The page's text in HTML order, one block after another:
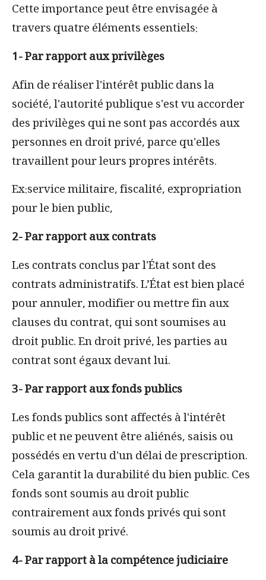
Cette importance peut être envisagée à
travers quatre éléments essentiels:
1- Par rapport aux privilèges
Afin de réaliser l'intérêt public dans la
société, l'autorité publique s'est vu accorder
des privilèges qui ne sont pas accordés aux
personnes en droit privé, parce qu'elles
travaillent pour leurs propres intérêts.
Ex:service militaire, fiscalité, expropriation
pour le bien public,
2- Par rapport aux contrats
Les contrats conclus par l'État sont des
contrats administratifs. L’État est bien placé
pour annuler, modifier ou mettre fin aux
clauses du contrat, qui sont soumises au
droit public. En droit privé, les parties au
contrat sont égaux devant lui.
3- Par rapport aux fonds publics
Les fonds publics sont affectés à l'intérêt
public et ne peuvent être aliénés, saisis ou
possédés en vertu d'un délai de prescription.
Cela garantit la durabilité du bien public. Ces
fonds sont soumis au droit public
contrairement aux fonds privés qui sont
soumis au droit privé.
4- Par rapport à la compétence judiciaire